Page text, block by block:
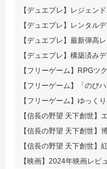
【デュエプレ】レジェン
【デュエプレ】レンタル
【デュエプレ】最新弾高
【デュエプレ】構築済み
【フリーゲーム】RPGツ
【フリーゲーム】「のび
【フリーゲーム】ゆっく
【信長の野望 天下創世】
【信長の野望 天下創世】
【信長の野望 天下創世】
【映画】2024年映画レビ